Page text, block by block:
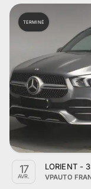
TERMINÉ
17
AVR.
LORIENT -
VPAUTO